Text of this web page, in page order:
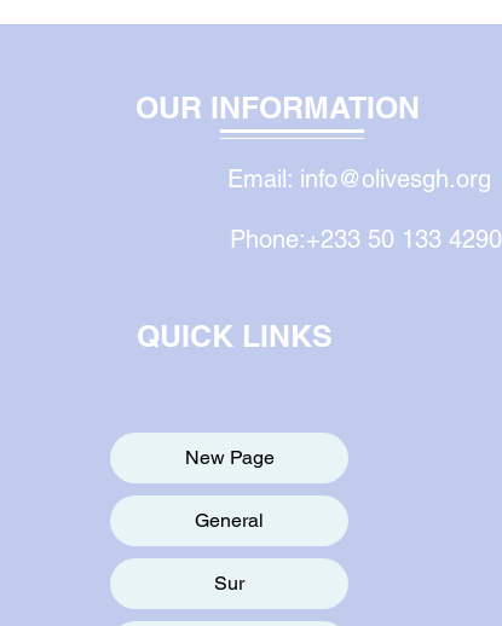
OUR INFORMATION
Email: info@olivesgh.org
Phone:+233 50 133 4290
QUICK LINKS
New Page
General
Sur